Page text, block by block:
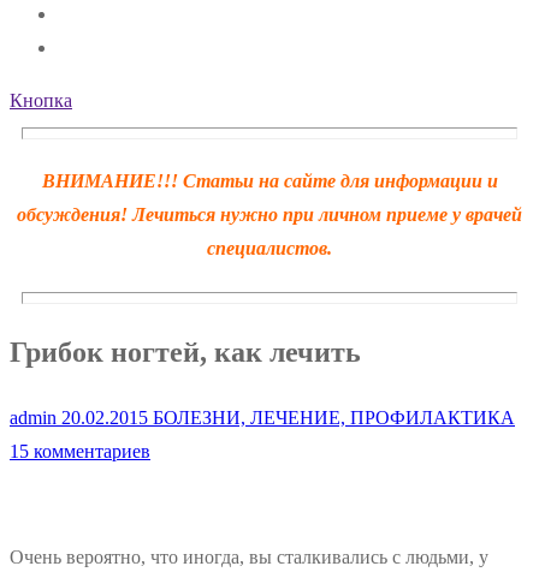
Кнопка
ВНИМАНИЕ!!! Статьи на сайте для информации и
обсуждения! Лечиться нужно при личном приеме у врачей
специалистов.
Грибок ногтей, как лечить
admin 20.02.2015 БОЛЕЗНИ, ЛЕЧЕНИЕ, ПРОФИЛАКТИКА
15 комментариев
Очень вероятно, что иногда, вы сталкивались с людьми, у